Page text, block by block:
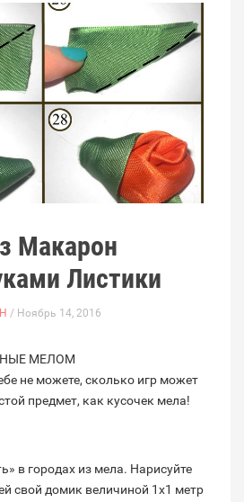
Макарон
Листики
/ Ноябрь 14, 2016
МЕЛОМ
не можете, сколько игр может
предмет, как кусочек мела!
в городах из мела. Нарисуйте
свой домик величиной 1х1 метр